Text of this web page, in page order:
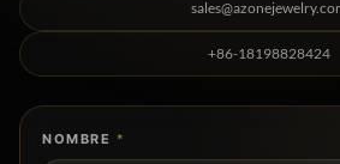
+86-18198828424
NOMBRE